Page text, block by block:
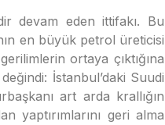
devam eden ittifakı. Bu
en büyük petrol üreticisi
ortaya çıktığına
İstanbul’daki Suudi
art arda krallığın
yaptırımlarını geri alma